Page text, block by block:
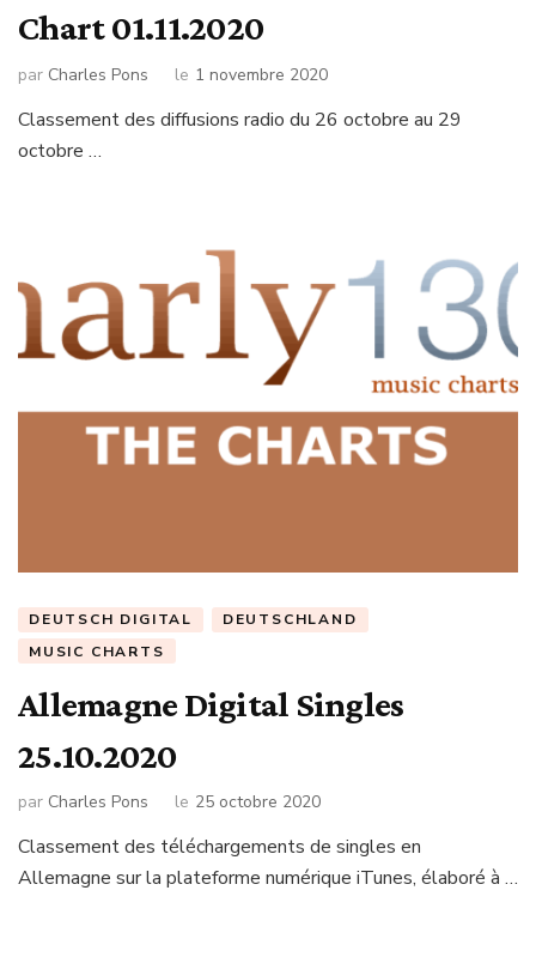
Chart 01.11.2020
par Charles Pons le 1 novembre 2020
Classement des diffusions radio du 26 octobre au 29
octobre …
DEUTSCH DIGITAL
DEUTSCHLAND
MUSIC CHARTS
Allemagne Digital Singles
25.10.2020
par Charles Pons le 25 octobre 2020
Classement des téléchargements de singles en
Allemagne sur la plateforme numérique iTunes, élaboré à …